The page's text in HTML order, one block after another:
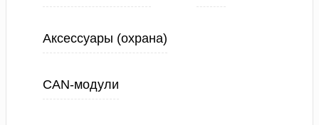
Аксессуары (охрана)
CAN-модули